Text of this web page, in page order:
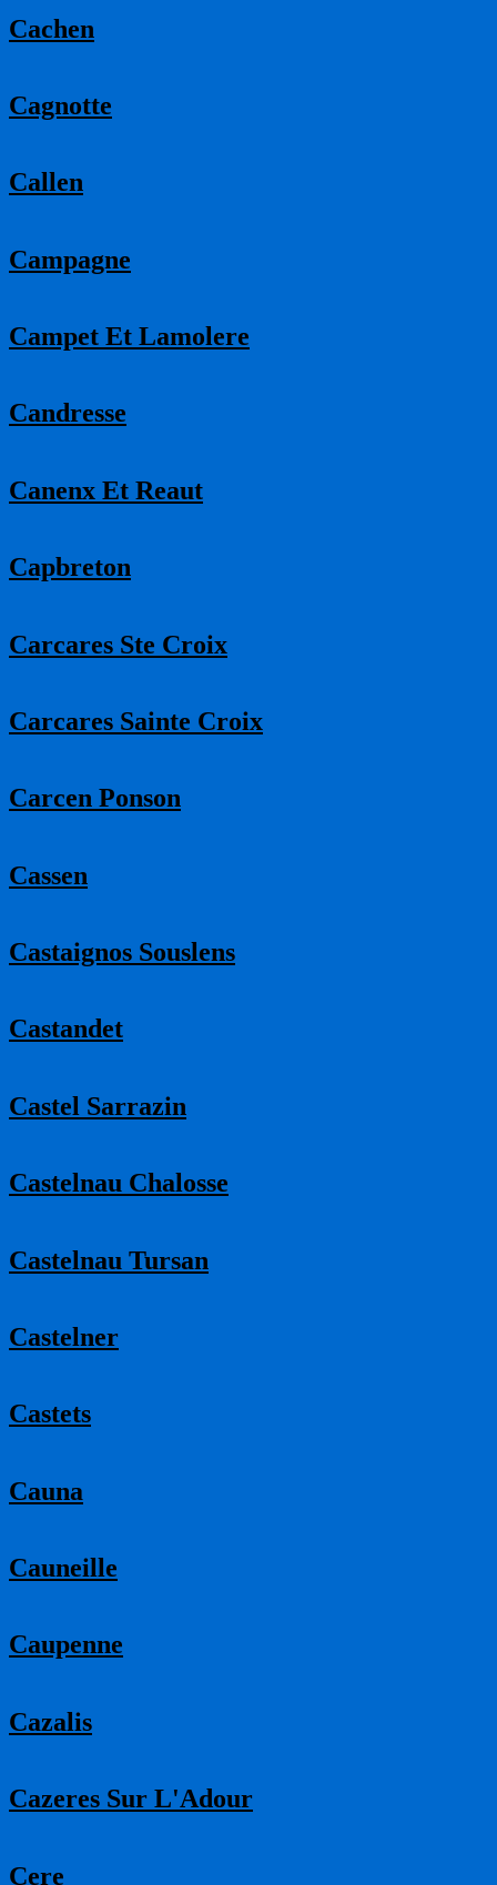
Cachen
Cagnotte
Callen
Campagne
Campet Et Lamolere
Candresse
Canenx Et Reaut
Capbreton
Carcares Ste Croix
Carcares Sainte Croix
Carcen Ponson
Cassen
Castaignos Souslens
Castandet
Castel Sarrazin
Castelnau Chalosse
Castelnau Tursan
Castelner
Castets
Cauna
Cauneille
Caupenne
Cazalis
Cazeres Sur L'Adour
Cere